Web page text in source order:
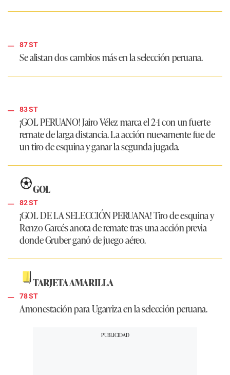
87 ST
Se alistan dos cambios más en la selección peruana.
83 ST
¡GOL PERUANO!Jairo Vélez marca el 2-1 con un fuerte
remate de larga distancia. La acción nuevamente fue de
un tiro de esquina y ganar la segunda jugada.
GOL
82 ST
¡GOL DE LA SELECCIÓN PERUANA!Tiro de esquina y
Renzo Garcés anota de remate tras una acción previa
donde Gruber ganó de juego aéreo.
TARJETA AMARILLA
78 ST
Amonestación para Ugarriza en la selección peruana.